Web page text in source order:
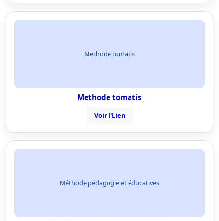
Methode tomatis
Methode tomatis
Voir l'Lien
Méthode pédagogie et éducatives